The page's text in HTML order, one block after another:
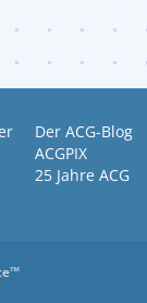
Der ACG-Blog
ACGPIX
25 Jahre ACG